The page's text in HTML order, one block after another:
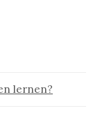
lernen?